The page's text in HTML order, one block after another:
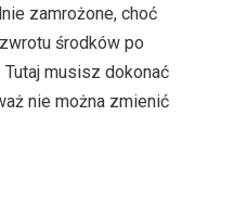
zamrożone, choć
środków po
musisz dokonać
nie można zmienić